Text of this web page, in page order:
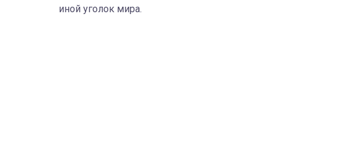
иной уголок мира.